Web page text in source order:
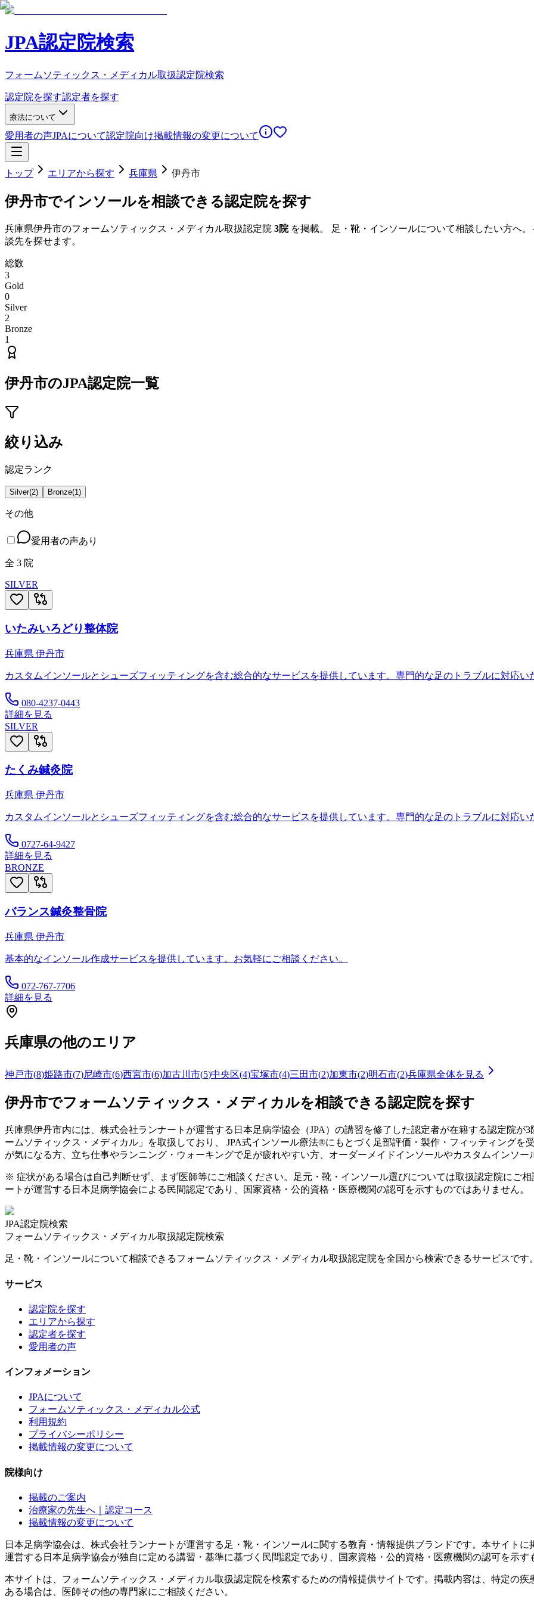
JPA認定院検索
フォームソティックス・メディカル取扱認定院検索
認定院を探す認定者を探す
療法について
愛用者の声JPAについて認定院向け掲載情報の変更について
トップ エリアから探す 兵庫県 伊丹市
伊丹市でインソールを相談できる認定院を探す
兵庫県伊丹市のフォームソティックス・メディカル取扱認定院 3院を掲載。 足・靴・インソールについて相談したい方へ
談先を探せます。
総数
3
Gold
0
Silver
2
Bronze
1
伊丹市のJPA認定院一覧
絞り込み
認定ランク
Silver(2) Bronze(1)
その他
愛用者の声あり
全 3 院
SILVER
いたみいろどり整体院
兵庫県 伊丹市
カスタムインソールとシューズフィッティングを含む総合的なサービスを提供しています。専門的な足のトラブルに対応い
080-4237-0443
詳細を見る
SILVER
たくみ鍼灸院
兵庫県 伊丹市
カスタムインソールとシューズフィッティングを含む総合的なサービスを提供しています。専門的な足のトラブルに対応い
0727-64-9427
詳細を見る
BRONZE
バランス鍼灸整骨院
兵庫県 伊丹市
基本的なインソール作成サービスを提供しています。お気軽にご相談ください。
072-767-7706
詳細を見る
兵庫県の他のエリア
神戸市(8)姫路市(7)尼崎市(6)西宮市(6)加古川市(5)中央区(4)宝塚市(4)三田市(2)加東市(2)明石市(2)兵庫県全体を見る
伊丹市でフォームソティックス・メディカルを相談できる認定院を探す
兵庫県伊丹市内には、株式会社ランナートが運営する日本足病学協会（JPA）の講習を修了した認定者が在籍する認定院が3
ームソティックス・メディカル」を取扱しており、 JPA式インソール療法®にもとづく足部評価・製作・フィッティングを
が気になる方、立ち仕事やランニング・ウォーキングで足が疲れやすい方、オーダーメイドインソールやカスタムインソ
※ 症状がある場合は自己判断せず、まず医師等にご相談ください。足元・靴・インソール選びについては取扱認定院にご
ートが運営する日本足病学協会による民間認定であり、国家資格・公的資格・医療機関の認可を示すものではありません。
JPA認定院検索
フォームソティックス・メディカル取扱認定院検索
足・靴・インソールについて相談できるフォームソティックス・メディカル取扱認定院を全国から検索できるサービスです。
サービス
認定院を探す
エリアから探す
認定者を探す
愛用者の声
インフォメーション
JPAについて
フォームソティックス・メディカル公式
利用規約
プライバシーポリシー
掲載情報の変更について
院様向け
掲載のご案内
治療家の先生へ｜認定コース
掲載情報の変更について
日本足病学協会は、株式会社ランナートが運営する足・靴・インソールに関する教育・情報提供ブランドです。本サイト
運営する日本足病学協会が独自に定める講習・基準に基づく民間認定であり、国家資格・公的資格・医療機関の認可を示す
本サイトは、フォームソティックス・メディカル取扱認定院を検索するための情報提供サイトです。掲載内容は、特定の
ある場合は、医師その他の専門家にご相談ください。